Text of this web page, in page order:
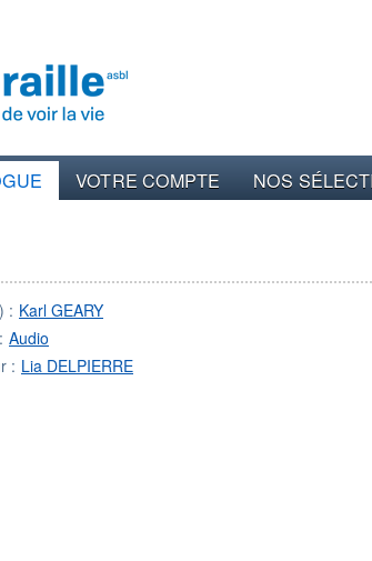
VOTRE COMPTE NOS
: Karl GEARY
Audio
: Lia DELPIERRE